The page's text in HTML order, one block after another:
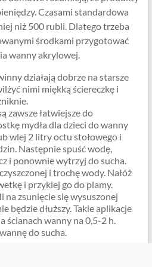
Czasami standardowa
niż 500 rubli. Dlatego trzeba
środkami przygotować
wanny akrylowej.
działają dobrze na starsze
nimi miękką ściereczkę i
zawsze łatwiejsze do
mydła dla dzieci do wanny
wlej 2 litry octu stołowego i
Następnie spuść wodę,
i ponownie wytrzyj do sucha.
i trochę wody. Nałóż
i przyklej go do plamy.
na zsunięcie się wysuszonej
będzie dłuższy. Takie aplikacje
ścianach wanny na 0,5-2 h.
do sucha.